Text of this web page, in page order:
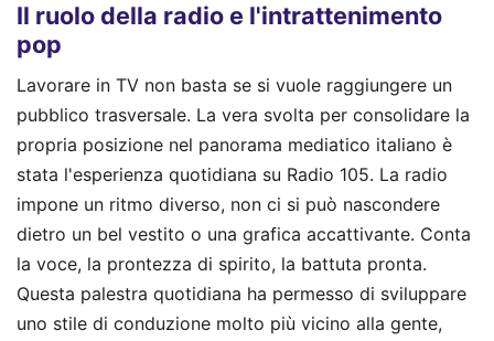
Il ruolo della radio e l'intrattenimento
pop
Lavorare in TV non basta se si vuole raggiungere un
pubblico trasversale. La vera svolta per consolidare la
propria posizione nel panorama mediatico italiano è
stata l'esperienza quotidiana su Radio 105. La radio
impone un ritmo diverso, non ci si può nascondere
dietro un bel vestito o una grafica accattivante. Conta
la voce, la prontezza di spirito, la battuta pronta.
Questa palestra quotidiana ha permesso di sviluppare
uno stile di conduzione molto più vicino alla gente,